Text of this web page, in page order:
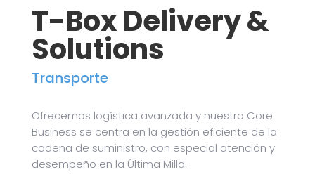
T-Box Delivery &
Solutions
Transporte
Ofrecemos logística avanzada y nuestro Core
Business se centra en la gestión eficiente de la
cadena de suministro, con especial atención y
desempeño en la Última Milla.